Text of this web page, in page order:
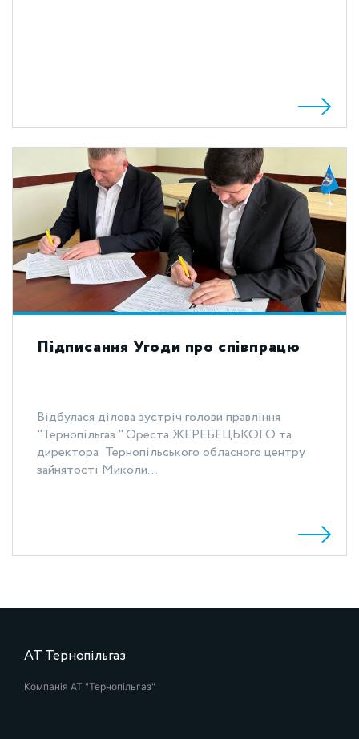
Підписання Угоди про співпрацю
Відбулася ділова зустріч голови правління
"Тернопільгаз " Ореста ЖЕРЕБЕЦЬКОГО та
директора Тернопільського обласного центру
зайнятості Миколи...
АТ Тернопільгаз
Компанія АТ "Тернопільгаз"